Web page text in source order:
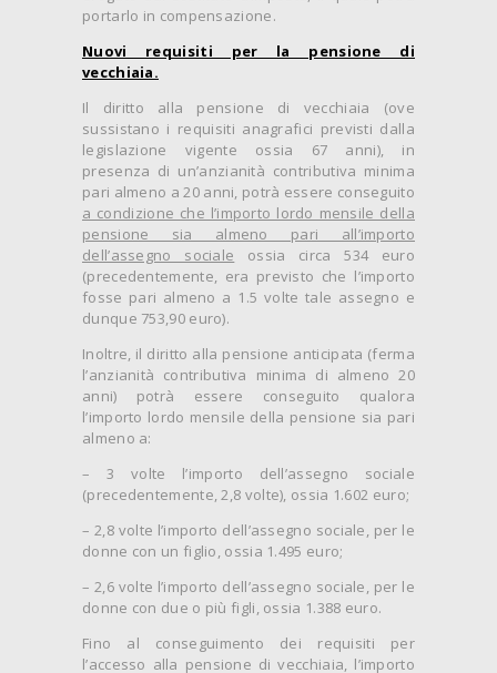
portarlo in compensazione.
Nuovi requisiti per la pensione di
vecchiaia.
Il diritto alla pensione di vecchiaia (ove
sussistano i requisiti anagrafici previsti dalla
legislazione vigente ossia 67 anni), in
presenza di un’anzianità contributiva minima
pari almeno a 20 anni, potrà essere conseguito
a condizione che l’importo lordo mensile della
pensione sia almeno pari all’importo
dell’assegno sociale ossia circa 534 euro
(precedentemente, era previsto che l’importo
fosse pari almeno a 1.5 volte tale assegno e
dunque 753,90 euro).
Inoltre, il diritto alla pensione anticipata (ferma
l’anzianità contributiva minima di almeno 20
anni) potrà essere conseguito qualora
l’importo lordo mensile della pensione sia pari
almeno a:
– 3 volte l’importo dell’assegno sociale
(precedentemente, 2,8 volte), ossia 1.602 euro;
– 2,8 volte l’importo dell’assegno sociale, per le
donne con un figlio, ossia 1.495 euro;
– 2,6 volte l’importo dell’assegno sociale, per le
donne con due o più figli, ossia 1.388 euro.
Fino al conseguimento dei requisiti per
l’accesso alla pensione di vecchiaia, l’importo